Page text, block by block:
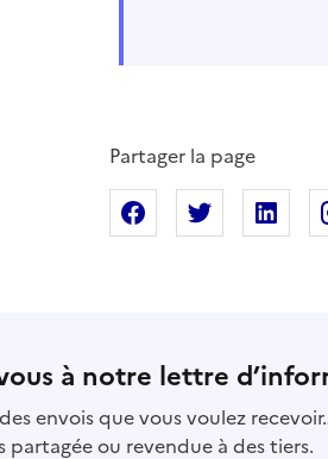
Partager la page
Partager surPartager
à notre lettre
envois que vous voulez
partagée ou revendue à des tiers.